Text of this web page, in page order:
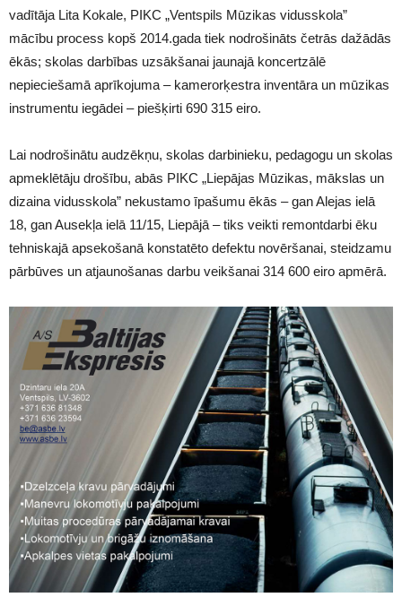
vadītāja Lita Kokale, PIKC „Ventspils Mūzikas vidusskola”
mācību process kopš 2014.gada tiek nodrošināts četrās dažādās
ēkās; skolas darbības uzsākšanai jaunajā koncertzālē
nepieciešamā aprīkojuma – kamerorķestra inventāra un mūzikas
instrumentu iegādei – piešķirti 690 315 eiro.
Lai nodrošinātu audzēkņu, skolas darbinieku, pedagogu un skolas
apmeklētāju drošību, abās PIKC „Liepājas Mūzikas, mākslas un
dizaina vidusskola” nekustamo īpašumu ēkās – gan Alejas ielā
18, gan Ausekļa ielā 11/15, Liepājā – tiks veikti remontdarbi ēku
tehniskajā apsekošanā konstatēto defektu novēršanai, steidzamu
pārbūves un atjaunošanas darbu veikšanai 314 600 eiro apmērā.